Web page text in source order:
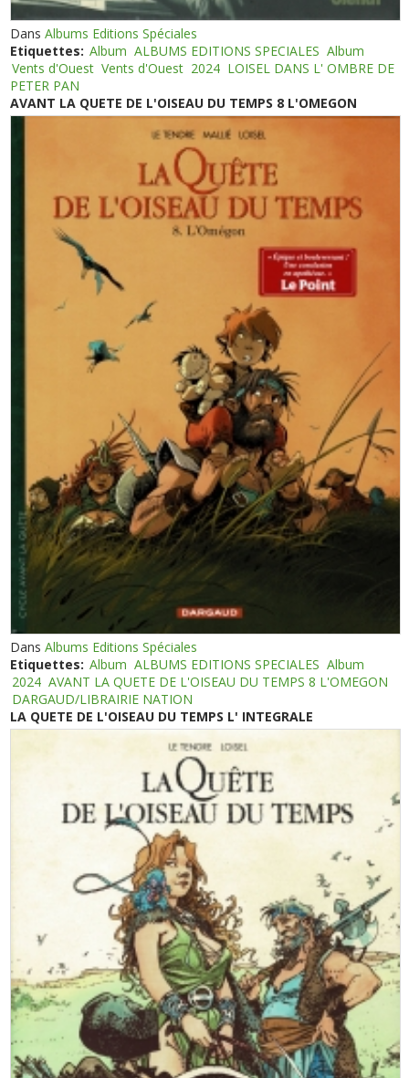
DansAlbums Editions Spéciales
Etiquettes: Album ALBUMS EDITIONS SPECIALES Album
Vents d'Ouest Vents d'Ouest 2024 LOISEL DANS L' OMBRE DE
PETER PAN
AVANT LA QUETE DE L'OISEAU DU TEMPS 8 L'OMEGON
DansAlbums Editions Spéciales
Etiquettes: Album ALBUMS EDITIONS SPECIALES Album
2024 AVANT LA QUETE DE L'OISEAU DU TEMPS 8 L'OMEGON
DARGAUD/LIBRAIRIE NATION
LA QUETE DE L'OISEAU DU TEMPS L' INTEGRALE